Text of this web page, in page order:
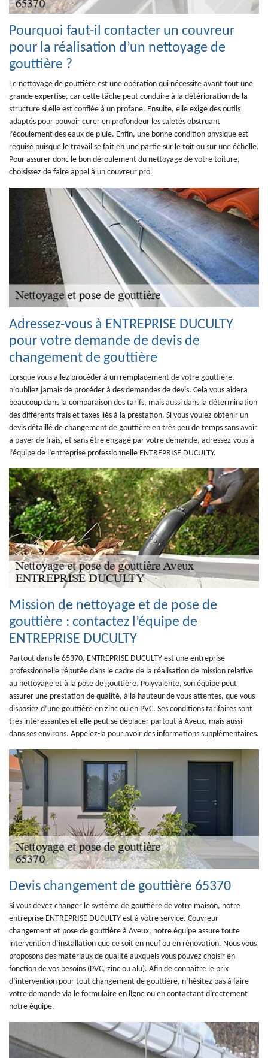
Pourquoi faut-il contacter un couvreur
pour la réalisation d’un nettoyage de
gouttière ?
Le nettoyage de gouttière est une opération qui nécessite avant tout une
grande expertise, car cette tâche peut conduire à la détérioration de la
structure si elle est confiée à un profane. Ensuite, elle exige des outils
adaptés pour pouvoir curer en profondeur les saletés obstruant
l’écoulement des eaux de pluie. Enfin, une bonne condition physique est
requise puisque le travail se fait en une partie sur le toit ou sur une échelle.
Pour assurer donc le bon déroulement du nettoyage de votre toiture,
choisissez de faire appel à un couvreur pro.
Adressez-vous à ENTREPRISE DUCULTY
pour votre demande de devis de
changement de gouttière
Lorsque vous allez procéder à un remplacement de votre gouttière,
n’oubliez jamais de procéder à des demandes de devis. Cela vous aidera
beaucoup dans la comparaison des tarifs, mais aussi dans la détermination
des différents frais et taxes liés à la prestation. Si vous voulez obtenir un
devis détaillé de changement de gouttière en très peu de temps sans avoir
à payer de frais, et sans être engagé par votre demande, adressez-vous à
l’équipe de l’entreprise professionnelle ENTREPRISE DUCULTY.
Mission de nettoyage et de pose de
gouttière : contactez l’équipe de
ENTREPRISE DUCULTY
Partout dans le 65370, ENTREPRISE DUCULTY est une entreprise
professionnelle réputée dans le cadre de la réalisation de mission relative
au nettoyage et à la pose de gouttière. Polyvalente, son équipe peut
assurer une prestation de qualité, à la hauteur de vous attentes, que vous
disposiez d’une gouttière en zinc ou en PVC. Ses conditions tarifaires sont
très intéressantes et elle peut se déplacer partout à Aveux, mais aussi
dans ses environs. Appelez-la pour avoir des informations supplémentaires.
Devis changement de gouttière 65370
Si vous devez changer le système de gouttière de votre maison, notre
entreprise ENTREPRISE DUCULTY est à votre service. Couvreur
changement et pose de gouttière à Aveux, notre équipe assure toute
intervention d’installation que ce soit en neuf ou en rénovation. Nous vous
proposons des matériaux de qualité auxquels vous pouvez choisir en
fonction de vos besoins (PVC, zinc ou alu). Afin de connaître le prix
d’intervention pour tout changement de gouttière, n’hésitez pas à faire
votre demande via le formulaire en ligne ou en contactant directement
notre équipe.